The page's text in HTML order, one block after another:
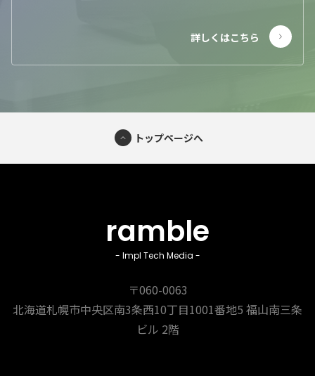
トップページへ
ramble
- Impl Tech Media -
〒060-0063
北海道札幌市中央区南3条西10丁目1001番地5 福山南三条
ビル 2階